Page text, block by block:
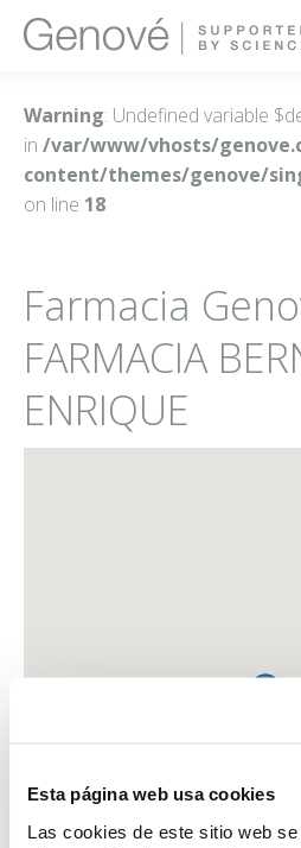
Esta página web usa cookies
Las cookies de este sitio web
Warning: Undefined variable
in /var/www/vhosts/
content/themes/genove/
on line 18
Farmacia
FARMACIA
ENRIQUE